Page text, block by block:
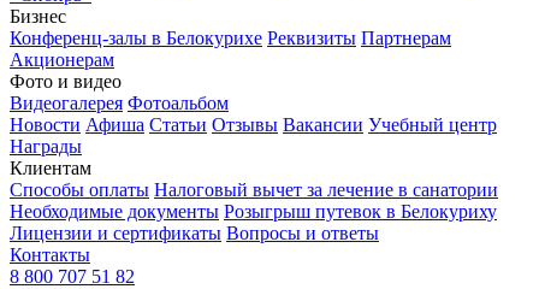
Бизнес
Конференц-залы в Белокурихе Реквизиты Партнерам
Акционерам
Фото и видео
Видеогалерея Фотоальбом
Новости Афиша Статьи Отзывы Вакансии Учебный центр
Награды
Клиентам
Способы оплаты Налоговый вычет за лечение в санатории
Необходимые документы Розыгрыш путевок в Белокуриху
Лицензии и сертификаты Вопросы и ответы
Контакты
8 800 707 51 82